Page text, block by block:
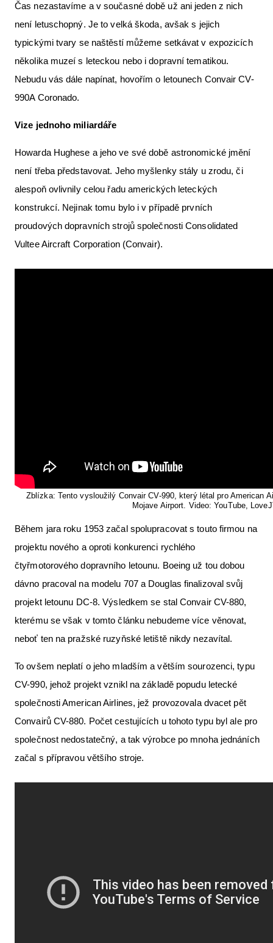
Čas nezastavíme a v současné době už ani jeden z nich
není letuschopný. Je to velká škoda, avšak s jejich
typickými tvary se naštěstí můžeme setkávat v expozicích
několika muzeí s leteckou nebo i dopravní tematikou.
Nebudu vás dále napínat, hovořím o letounech Convair CV-
990A Coronado.
Vize jednoho miliardáře
Howarda Hughese a jeho ve své době astronomické jmění
není třeba představovat. Jeho myšlenky stály u zrodu, či
alespoň ovlivnily celou řadu amerických leteckých
konstrukcí. Nejinak tomu bylo i v případě prvních
proudových dopravních strojů společnosti Consolidated
Vultee Aircraft Corporation (Convair).
Zblízka: Tento vysloužilý Convair CV-990, který létal pro American
Mojave Airport. Video: YouTube,
Během jara roku 1953 začal spolupracovat s touto firmou na
projektu nového a oproti konkurenci rychlého
čtyřmotorového dopravního letounu. Boeing už tou dobou
dávno pracoval na modelu 707 a Douglas finalizoval svůj
projekt letounu DC-8. Výsledkem se stal Convair CV-880,
kterému se však v tomto článku nebudeme více věnovat,
neboť ten na pražské ruzyňské letiště nikdy nezavítal.
To ovšem neplatí o jeho mladším a větším sourozenci, typu
CV-990, jehož projekt vznikl na základě popudu letecké
společnosti American Airlines, jež provozovala dvacet pět
Convairů CV-880. Počet cestujících u tohoto typu byl ale pro
společnost nedostatečný, a tak výrobce po mnoha jednáních
začal s přípravou většího stroje.
Inzerujte s námi